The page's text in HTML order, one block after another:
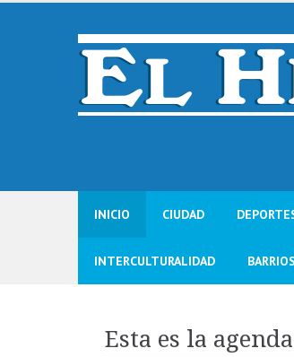
Skip
INICIO CIUDAD
INTERCULTURALIDAD BARRIOS
Esta es la